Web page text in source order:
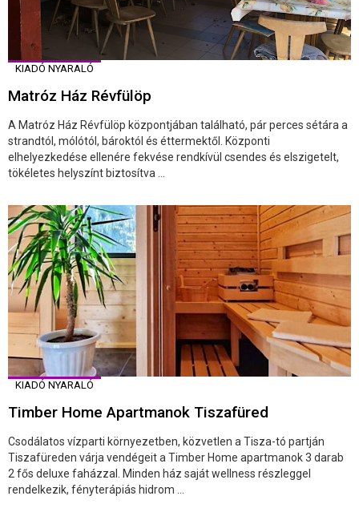
KIADÓ NYARALÓ
Matróz Ház Révfülöp
A Matróz Ház Révfülöp központjában található, pár perces sétára a
strandtól, mólótól, bároktól és éttermektől. Központi
elhelyezkedése ellenére fekvése rendkívül csendes és elszigetelt,
tökéletes helyszínt biztosítva ...
KIADÓ NYARALÓ
Timber Home Apartmanok Tiszafüred
Csodálatos vízparti környezetben, közvetlen a Tisza-tó partján
Tiszafüreden várja vendégeit a Timber Home apartmanok 3 darab
2 fős deluxe faházzal. Minden ház saját wellness részleggel
rendelkezik, fényterápiás hidrom ...